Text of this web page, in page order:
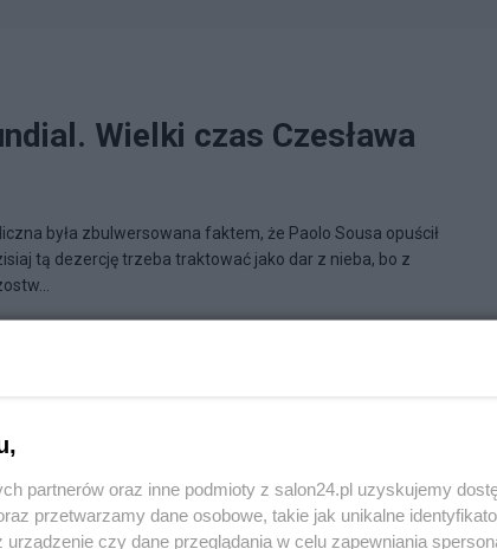
Wielki czas Czesława
była zbulwersowana faktem, że Paolo Sousa opuścił
tą dezercję trzeba traktować jako dar z nieba, bo z
partnerów oraz inne podmioty z salon24.pl uzyskujemy
przetwarzamy dane osobowe, takie jak unikalne
urządzenie czy dane przeglądania w celu zapewniania